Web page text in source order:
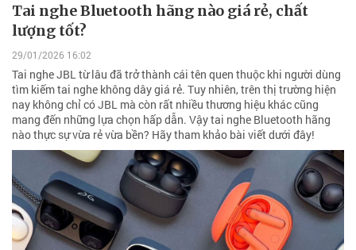
Tai nghe Bluetooth hãng nào giá rẻ, chất
lượng tốt?
29/01/2026 16:02
Tai nghe JBL từ lâu đã trở thành cái tên quen thuộc khi người dùng
tìm kiếm tai nghe không dây giá rẻ. Tuy nhiên, trên thị trường hiện
nay không chỉ có JBL mà còn rất nhiều thương hiệu khác cũng
mang đến những lựa chọn hấp dẫn. Vậy tai nghe Bluetooth hãng
nào thực sự vừa rẻ vừa bền? Hãy tham khảo bài viết dưới đây!